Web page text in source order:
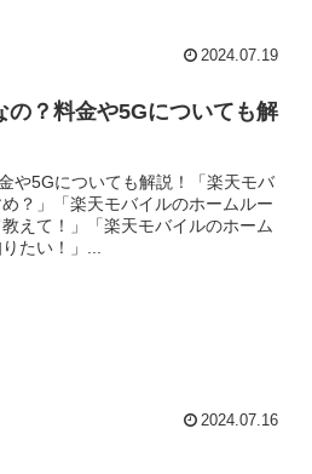
2024.07.19
？料金や5Gについても解
や5Gについても解説！「楽天モバ
？」「楽天モバイルのホームルー
えて！」「楽天モバイルのホーム
たい！」...
2024.07.16